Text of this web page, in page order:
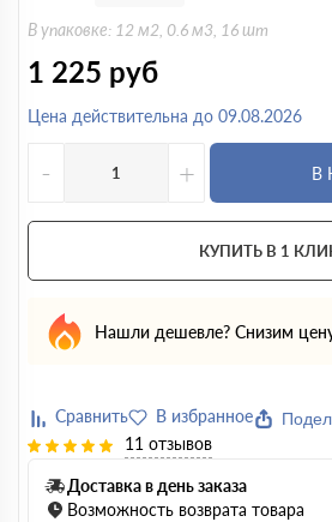
В упаковке: 12 м2, 0.6 м3, 16 шт
1 225 руб
Цена действительна до 09.08.2026
- + В
КУПИТЬ В 1
Нашли дешевле? Снизим
11 отзывов
Доставка в день заказа
Возможность возврата товара